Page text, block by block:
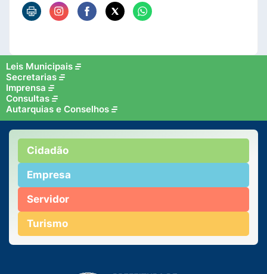
Leis Municipais
Secretarias
Imprensa
Consultas
Autarquias e Conselhos
Cidadão
Empresa
Servidor
Turismo